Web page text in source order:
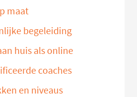
maat
begeleiding
huis als online
coaches
en niveaus